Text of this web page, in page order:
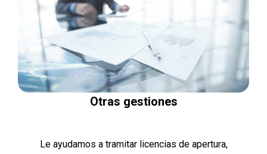
Otras gestiones
Le ayudamos a tramitar licencias de apertura,